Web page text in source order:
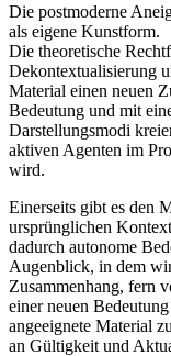
Die postmoderne
als eigene Kunstform.
Die theoretische
Dekontextualisierung
Material einen neuen
Bedeutung und mit
Darstellungsmodi
aktiven Agenten im
wird.
Einerseits gibt es den
ursprünglichen
dadurch autonome
Augenblick, in dem
Zusammenhang, fern
einer neuen
angeeignete Material
an Gültigkeit und